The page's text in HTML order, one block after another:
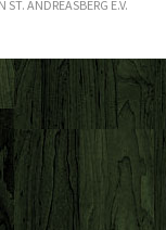
ANDREASBERG E.V.